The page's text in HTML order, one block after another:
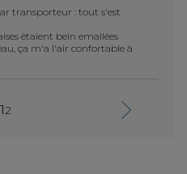
transporteur : tout s'est
étaient bein emallées
ça m'a l'air confortable à
12